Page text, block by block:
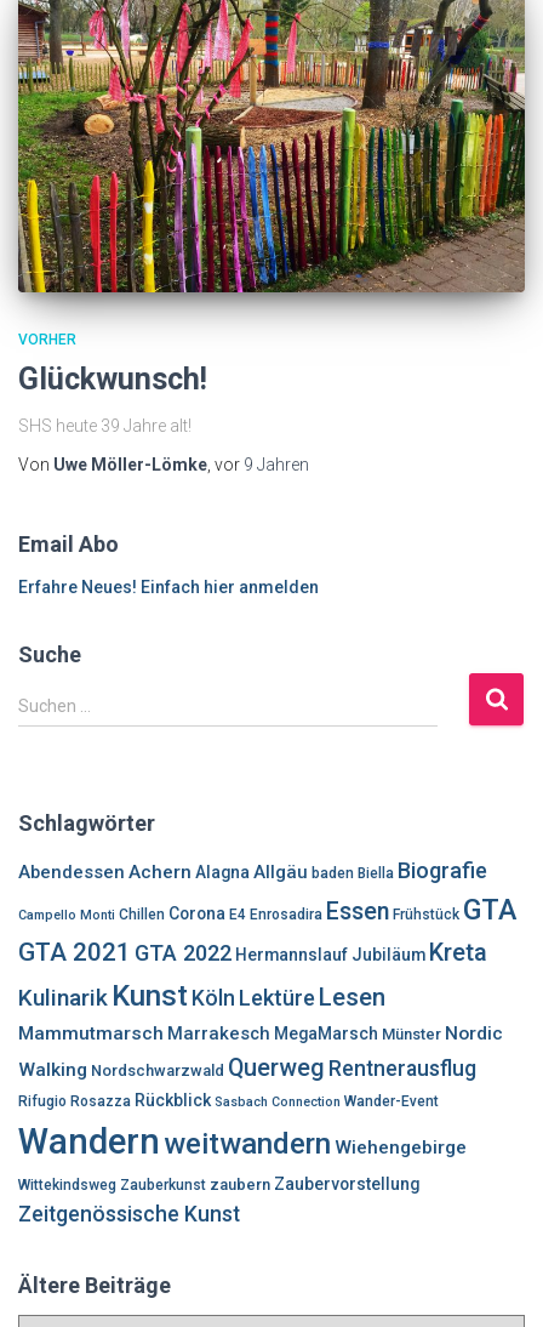
VORHER
Glückwunsch!
SHS heute 39 Jahre alt!
Von Uwe Möller-Lömke , vor 9 Jahren
Email Abo
Erfahre Neues! Einfach hier anmelden
Suche
S
u
n
a
c
:
Suchen …
Schlagwörter
Abendessen Achern Alagna Allgäu baden Biella Biografie
Campello Monti Chillen Corona E4 Enrosadira Essen Frühstück GTA
GTA 2021 GTA 2022 Hermannslauf Jubiläum Kreta
Kulinarik Kunst Köln LektüreLesen
Mammutmarsch Marrakesch MegaMarsch Münster Nordic
Walking Nordschwarzwald Querweg Rentnerausflug
Rifugio Rosazza Rückblick Sasbach Connection Wander-Event
Wandern weitwandern Wiehengebirge
Wittekindsweg Zauberkunst zaubern Zaubervorstellung
Zeitgenössische Kunst
Ältere Beiträge